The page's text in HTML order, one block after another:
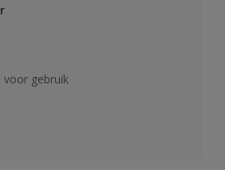
voor gebruik